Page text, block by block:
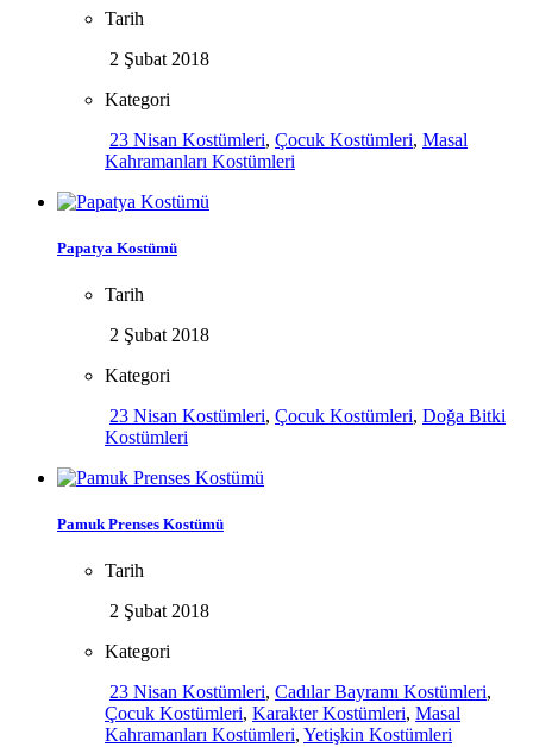
Tarih
2 Şubat 2018
Kategori
23 Nisan Kostümleri, Çocuk Kostümleri, Masal
Kahramanları Kostümleri
Papatya Kostümü
Tarih
2 Şubat 2018
Kategori
23 Nisan Kostümleri, Çocuk Kostümleri, Doğa Bitki
Kostümleri
Pamuk Prenses Kostümü
Tarih
2 Şubat 2018
Kategori
23 Nisan Kostümleri, Cadılar Bayramı Kostümleri,
Çocuk Kostümleri, Karakter Kostümleri, Masal
Kahramanları Kostümleri, Yetişkin Kostümleri